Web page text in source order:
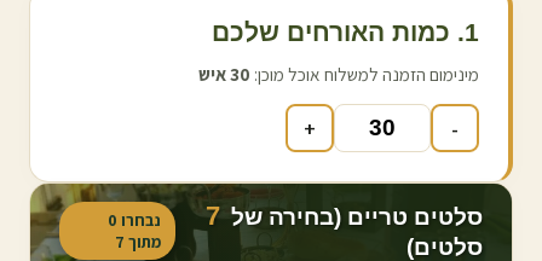
1. כמות האורחים שלכם
מינימום הזמנה למשלוח אוכל מוכן: 30איש
-
+
סלטים טריים (בחירה של 7
סלטים)
נבחרו 0
מתוך 7